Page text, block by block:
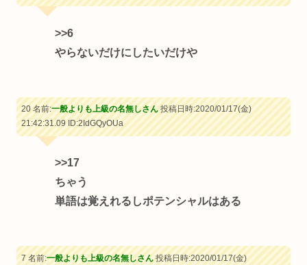
>>6
やらないだけにしたいだけや
20 名前:一般よりも上級の名無しさん投稿日時:2020/01/17(金)
21:42:31.09ID:2IdGQyOUa
>>17
ちゃう
単語は覚えれるしポテンシャルはある
7 名前:一般よりも上級の名無しさん投稿日時:2020/01/17(金)